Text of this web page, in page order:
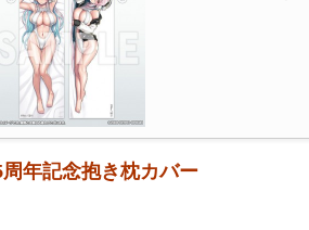
年記念抱き枕カバー